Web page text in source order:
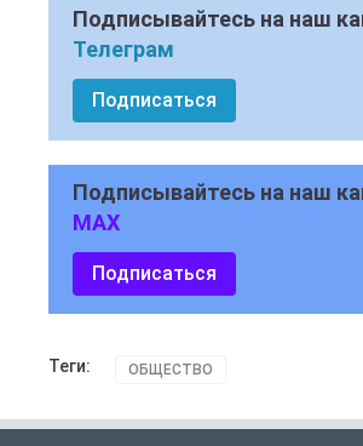
Подписывайтесь на наш
Телеграм
Подписаться
Подписывайтесь на наш
MAX
Подписаться
Теги: ОБЩЕСТВО